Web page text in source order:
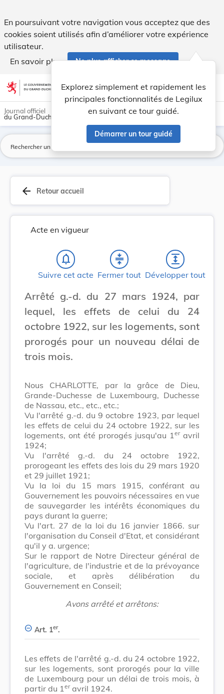
En poursuivant votre navigation vous acceptez que des
cookies soient utilisés afin d’améliorer votre expérience
utilisateur.
En savoir plus
Ne plus afficher ce message
Aller au contenu account_circle help Aide
Explorez simplement et rapidement les
principales fonctionnalités de Legilux
en suivant ce tour guidé.
Démarrer un tour guidé
light_mode dark_mode
Journal officiel
du Grand-Duché de Luxembourg
arrow_back Retour accueil
Acte en vigueur
notifications_none
Suivre cet acte
compress
Fermer tout
expand
Développer tout
Arrêté g.-d. du 27 mars 1924, par
lequel, les effets de celui du 24
octobre 1922, sur les logements, sont
prorogés pour un nouveau délai de
trois mois.
Nous CHARLOTTE, par la grâce de Dieu,
Grande-Duchesse de Luxembourg, Duchesse
de Nassau, etc., etc., etc.;
Vu l'arrêté g.-d. du 9 octobre 1923, par lequel
les effets de celui du 24 octobre 1922, sur les
logements, ont été prorogés jusqu'au 1 eravril
1924;
Vu l'arrêté g.-d. du 24 octobre 1922,
prorogeant les effets des lois du 29 mars 1920
et 29 juillet 1921;
Vu la loi du 15 mars 1915, conférant au
Gouvernement les pouvoirs nécessaires en vue
de sauvegarder les intérêts économiques du
pays durant la guerre;
Vu l'art. 27 de la loi du 16 janvier 1866. sur
l'organisation du Conseil d'Etat, et considérant
qu'il y a. urgence;
Sur le rapport de Notre Directeur général de
l'agriculture, de l'industrie et de la prévoyance
sociale, et après délibération du
Gouvernement en Conseil;
Avons arrêté et arrêtons:
Art. 1er.
Les effets de l'arrêté g.-d. du 24 octobre 1922,
sur les logements, sont prorogés pour la ville
de Luxembourg pour un délai de trois mois, à
partir du 1 eravril 1924.